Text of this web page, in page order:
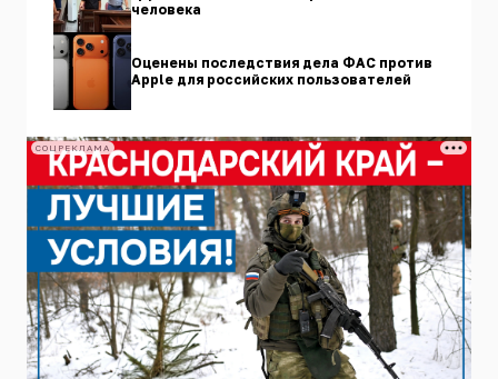
человека
Оценены последствия дела ФАС против
Apple для российских пользователей
СОЦРЕКЛАМА